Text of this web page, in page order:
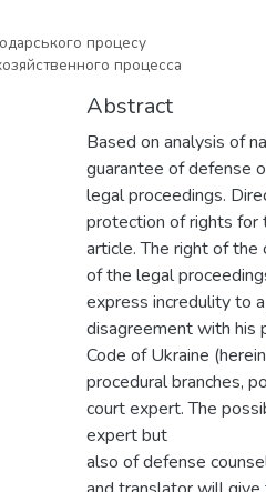
процесу
процесса
Abstract
Based on analysis of
guarantee of defense
legal proceedings.
protection of rights for
article. The right of the
of the legal
express incredulity to
disagreement with his
Code of Ukraine
procedural branches,
court expert. The
expert but
also of defense